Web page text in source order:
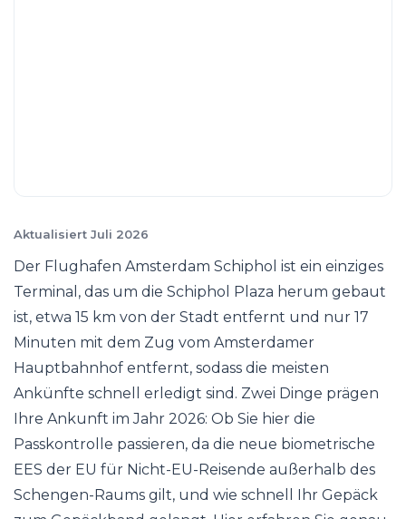
Aktualisiert Juli 2026
Der Flughafen Amsterdam Schiphol ist ein einziges
Terminal, das um die Schiphol Plaza herum gebaut
ist, etwa 15 km von der Stadt entfernt und nur 17
Minuten mit dem Zug vom Amsterdamer
Hauptbahnhof entfernt, sodass die meisten
Ankünfte schnell erledigt sind. Zwei Dinge prägen
Ihre Ankunft im Jahr 2026: Ob Sie hier die
Passkontrolle passieren, da die neue biometrische
EES der EU für Nicht-EU-Reisende außerhalb des
Schengen-Raums gilt, und wie schnell Ihr Gepäck